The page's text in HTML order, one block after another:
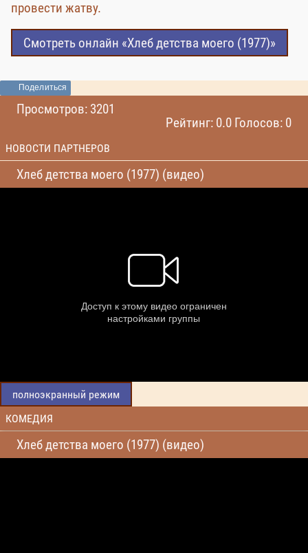
провести жатву.
Смотреть онлайн «Хлеб детства моего (1977)»
Поделиться
Просмотров: 3201
Рейтинг: 0.0 Голосов: 0
НОВОСТИ ПАРТНЕРОВ
Хлеб детства моего (1977) (видео)
полноэкранный режим
КОМЕДИЯ
Хлеб детства моего (1977) (видео)